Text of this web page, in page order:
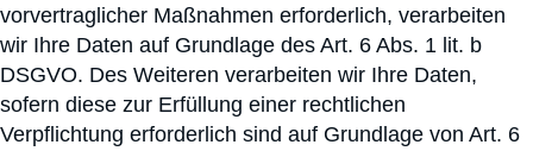
vorvertraglicher Maßnahmen erforderlich, verarbeiten
wir Ihre Daten auf Grundlage des Art. 6 Abs. 1 lit. b
DSGVO. Des Weiteren verarbeiten wir Ihre Daten,
sofern diese zur Erfüllung einer rechtlichen
Verpflichtung erforderlich sind auf Grundlage von Art. 6